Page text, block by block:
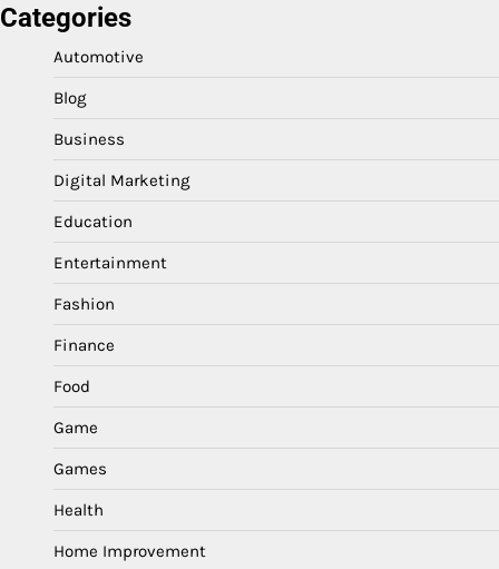
Categories
Automotive
Blog
Business
Digital Marketing
Education
Entertainment
Fashion
Finance
Food
Game
Games
Health
Home Improvement